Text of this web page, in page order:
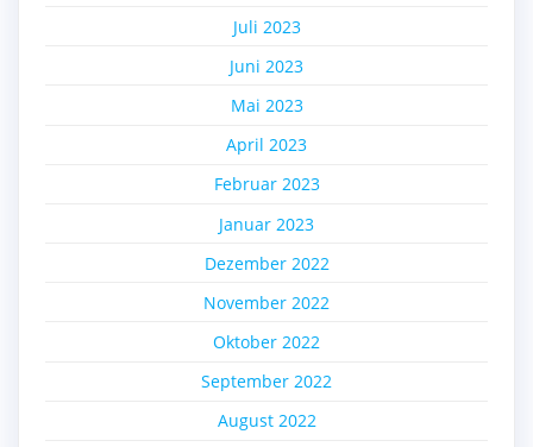
Juli 2023
Juni 2023
Mai 2023
April 2023
Februar 2023
Januar 2023
Dezember 2022
November 2022
Oktober 2022
September 2022
August 2022